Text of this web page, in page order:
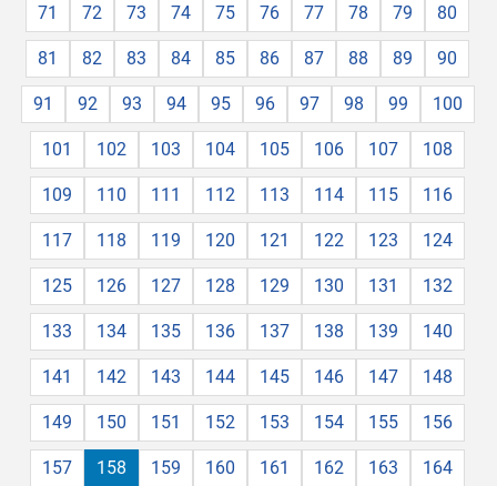
71 72 73 74 75 76 77 78 79 80
81 82 83 84 85 86 87 88 89 90
91 92 93 94 95 96 97 98 99 100
101 102 103 104 105 106 107 108
109 110 111 112 113 114 115 116
117 118 119 120 121 122 123 124
125 126 127 128 129 130 131 132
133 134 135 136 137 138 139 140
141 142 143 144 145 146 147 148
149 150 151 152 153 154 155 156
157 158 159 160 161 162 163 164